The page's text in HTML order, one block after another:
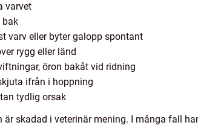
varvet
bak
varv eller byter galopp spontant
rygg eller länd
öron bakåt vid ridning
ifrån i hoppning
tydlig orsak
är skadad i veterinär mening. I många fall